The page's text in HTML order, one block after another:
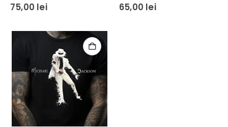
0 out of 5
75,00 lei 0 out of 5
65,00 lei